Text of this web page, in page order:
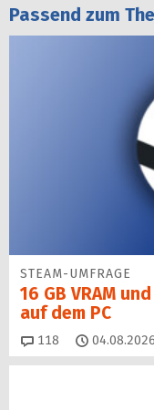
Passend zum
STEAM-UMFRAGE
16 GB VRAM
auf dem PC
118 Kommentare
04.08.2026